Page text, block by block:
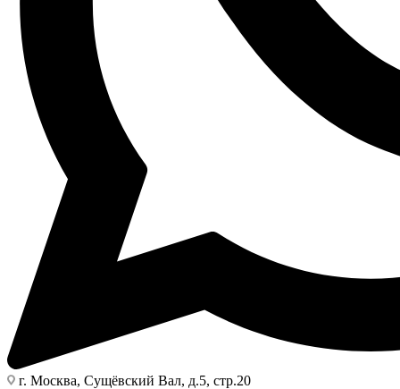
г. Москва, Сущёвский Вал, д.5, стр.20